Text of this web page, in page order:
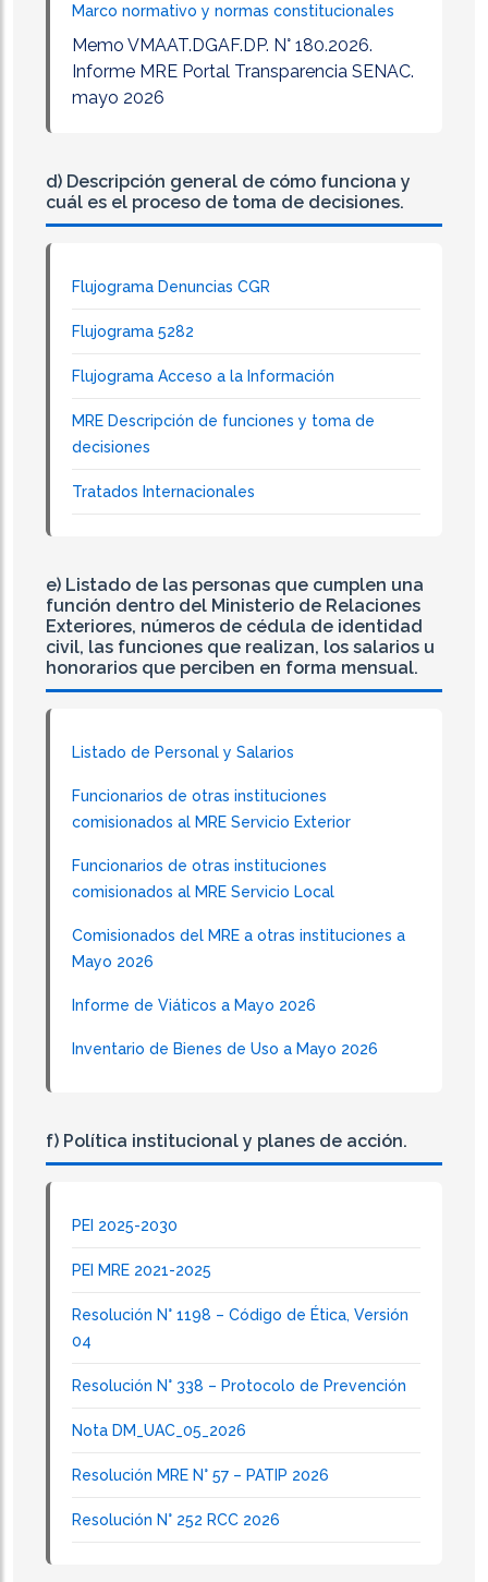
Marco normativo y normas constitucionales
Memo VMAAT.DGAF.DP. N° 180.2026.
Informe MRE Portal Transparencia SENAC.
mayo 2026
d) Descripción general de cómo funciona y
cuál es el proceso de toma de decisiones.
Flujograma Denuncias CGR
Flujograma 5282
Flujograma Acceso a la Información
MRE Descripción de funciones y toma de
decisiones
Tratados Internacionales
e) Listado de las personas que cumplen una
función dentro del Ministerio de Relaciones
Exteriores, números de cédula de identidad
civil, las funciones que realizan, los salarios u
honorarios que perciben en forma mensual.
Listado de Personal y Salarios
Funcionarios de otras instituciones
comisionados al MRE Servicio Exterior
Funcionarios de otras instituciones
comisionados al MRE Servicio Local
Comisionados del MRE a otras instituciones a
Mayo 2026
Informe de Viáticos a Mayo 2026
Inventario de Bienes de Uso a Mayo 2026
f) Política institucional y planes de acción.
PEI 2025-2030
PEI MRE 2021-2025
Resolución N° 1198 – Código de Ética, Versión
04
Resolución N° 338 – Protocolo de Prevención
Nota DM_UAC_05_2026
Resolución MRE N° 57 – PATIP 2026
Resolución N° 252 RCC 2026